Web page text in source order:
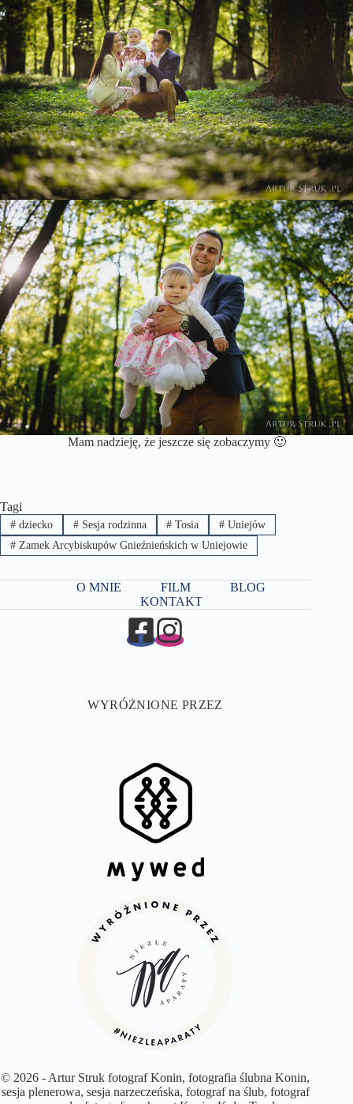
Mam nadzieję, że jeszcze się zobaczymy 🙂
Tagi
#dziecko #Sesja rodzinna # Tosia # Uniejów
#Zamek Arcybiskupów Gnieźnieńskich w Uniejowie
O MNIE FILM
BLOG
KONTAKT
WYRÓŻNIONE PRZEZ
© 2026 - Artur Struk fotograf Konin, fotografia ślubna Konin,
sesja plenerowa, sesja narzeczeńska, fotograf na ślub, fotograf